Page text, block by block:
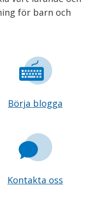
för barn och
Börja blogga
Kontakta oss